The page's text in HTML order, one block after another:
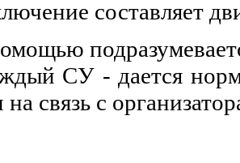
составляет
СУ - дается
связь с